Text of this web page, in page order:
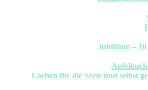
Jubiläum –
Lachen für die Seele und selbst